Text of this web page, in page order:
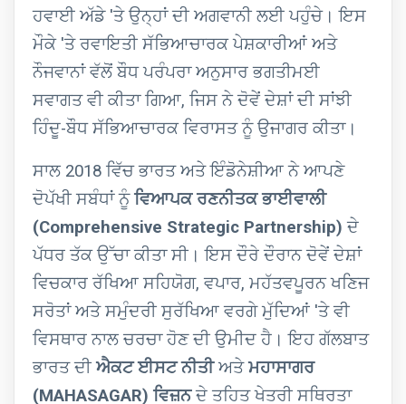
ਹਵਾਈ ਅੱਡੇ 'ਤੇ ਉਨ੍ਹਾਂ ਦੀ ਅਗਵਾਨੀ ਲਈ ਪਹੁੰਚੇ। ਇਸ
ਮੌਕੇ 'ਤੇ ਰਵਾਇਤੀ ਸੱਭਿਆਚਾਰਕ ਪੇਸ਼ਕਾਰੀਆਂ ਅਤੇ
ਨੌਜਵਾਨਾਂ ਵੱਲੋਂ ਬੌਧ ਪਰੰਪਰਾ ਅਨੁਸਾਰ ਭਗਤੀਮਈ
ਸਵਾਗਤ ਵੀ ਕੀਤਾ ਗਿਆ, ਜਿਸ ਨੇ ਦੋਵੇਂ ਦੇਸ਼ਾਂ ਦੀ ਸਾਂਝੀ
ਹਿੰਦੂ-ਬੌਧ ਸੱਭਿਆਚਾਰਕ ਵਿਰਾਸਤ ਨੂੰ ਉਜਾਗਰ ਕੀਤਾ।
ਸਾਲ 2018 ਵਿੱਚ ਭਾਰਤ ਅਤੇ ਇੰਡੋਨੇਸ਼ੀਆ ਨੇ ਆਪਣੇ
ਦੋਪੱਖੀ ਸਬੰਧਾਂ ਨੂੰਵਿਆਪਕ ਰਣਨੀਤਕ ਭਾਈਵਾਲੀ
(Comprehensive Strategic Partnership) ਦੇ
ਪੱਧਰ ਤੱਕ ਉੱਚਾ ਕੀਤਾ ਸੀ। ਇਸ ਦੌਰੇ ਦੌਰਾਨ ਦੋਵੇਂ ਦੇਸ਼ਾਂ
ਵਿਚਕਾਰ ਰੱਖਿਆ ਸਹਿਯੋਗ, ਵਪਾਰ, ਮਹੱਤਵਪੂਰਨ ਖਣਿਜ
ਸਰੋਤਾਂ ਅਤੇ ਸਮੁੰਦਰੀ ਸੁਰੱਖਿਆ ਵਰਗੇ ਮੁੱਦਿਆਂ 'ਤੇ ਵੀ
ਵਿਸਥਾਰ ਨਾਲ ਚਰਚਾ ਹੋਣ ਦੀ ਉਮੀਦ ਹੈ। ਇਹ ਗੱਲਬਾਤ
ਭਾਰਤ ਦੀਐਕਟ ਈਸਟ ਨੀਤੀਅਤੇਮਹਾਸਾਗਰ
(MAHASAGAR) ਵਿਜ਼ਨਦੇ ਤਹਿਤ ਖੇਤਰੀ ਸਥਿਰਤਾ